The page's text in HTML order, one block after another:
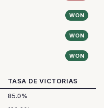
WON
WON
WON
TASA DE VICTORIAS
85.0%